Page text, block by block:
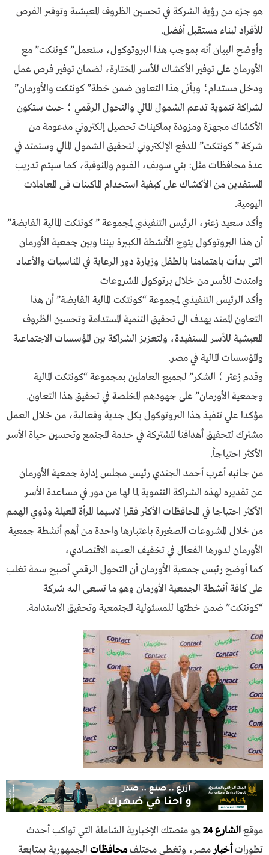
هو جزء من رؤية الشركة في تحسين الظروف المعيشية وتوفير الفرص
للأفراد لبناء مستقبل أفضل.
وأوضح البيان أنه بموجب هذا البروتوكول، ستعمل” كونتكت” مع
الأورمان على توفير الأكشاك للأسر المختارة، لضمان توفير فرص عمل
ودخل مستدام؛ ويأتى هذا التعاون ضمن خطة” كونتكت والأورمان”
لشراكة تنموية تدعم الشمول المالي والتحول الرقمي ؛ حيث ستكون
الأكشاك مجهزة ومزودة بماكينات تحصيل إلكتروني مدعومة من
شركة ” كونتكت” للدفع الإلكتروني لتحقيق الشمول المالي وستمتد في
عدة محافظات مثل: بني سويف، الفيوم والمنوفية، كما سيتم تدريب
المستفدين من الأكشاك على كيفية استخدام الماكينات فى المعاملات
اليومية.
وأكد سعيد زعتر، الرئيس التنفيذي لمجموعة ” كونتكت المالية القابضة”
أن هذا البروتوكول يتوج الأنشطة الكبيرة بيننا وبين جمعية الأورمان
التى بدأت باهتمامنا بالطفل وزيارة دور الرعاية في المناسبات والأعياد
وامتدت للأسر من خلال برتوكول المشروعات
وأكد الرئيس التنفيذي لمجموعة “كونتكت المالية القابضة” أن هذا
التعاون الممتد يهدف الى تحقيق التنمية المستدامة وتحسين الظروف
المعيشية للأسر المستفيدة، ولتعزيز الشراكة بين المؤسسات الاجتماعية
والمؤسسات المالية في مصر.
وقدم زعتر ؛ الشكر” لجميع العاملين بمجموعة “كونتكت المالية
وجمعية الأورمان” على جهودهم المخلصة في تحقيق هذا التعاون.
مؤكدا علي تنفيذ هذا البروتوكول بكل جدية وفعالية، من خلال العمل
مشترك لتحقيق أهدافنا المشتركة في خدمة المجتمع وتحسين حياة الأسر
الأكثر احتياجاً.
من جانبه أعرب أحمد الجندي رئيس مجلس إدارة جمعية الأورمان
عن تقديره لهذه الشراكة التنموية لما لها من دور في مساعدة الأسر
الأكثر احتياجا في المحافظات الأكثر فقرا لاسيما المرأة المعيلة وذوي الهمم
من خلال المشروعات الصغيرة باعتبارها واحدة من أهم أنشطة جمعية
الأورمان لدورها الفعال في تخفيف العبء الاقتصادي،
كما أوضح رئيس جمعية الأورمان أن التحول الرقمي أصبح سمة تغلب
على كافة أنشطة الجمعية الأورمان وهو ما تسعى اليه شركة
“كونتكت” ضمن خطتها للمسئولية المجتمعية وتحقيق الاستدامة.
موقعالشارع 24
هو منصتك الإخبارية الشاملة التي تواكب أحدث
تطوراتأخبارمصر، وتغطي مختلفمحافظات الجمهورية بمتابعة